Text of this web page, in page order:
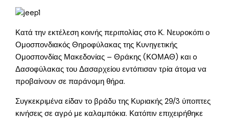
Κατά την εκτέλεση κοινής περιπολίας στο Κ. Νευροκόπι ο
Ομοσπονδιακός Θηροφύλακας της Κυνηγετικής
Ομοσπονδίας Μακεδονίας – Θράκης (ΚΟΜΑΘ) και o
Δασοφύλακας του Δασαρχείου εντόπισαν τρία άτομα να
προβαίνουν σε παράνομη θήρα.
Συγκεκριμένα είδαν το βράδυ της Κυριακής 29/3 ύποπτες
κινήσεις σε αγρό με καλαμπόκια. Κατόπιν επιχειρήθηκε